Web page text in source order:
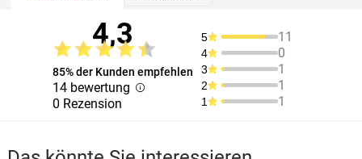
4,3
85% der Kunden empfehlen
14 bewertung
0 Rezension
5 11
4 0
3 1
2 1
1 1